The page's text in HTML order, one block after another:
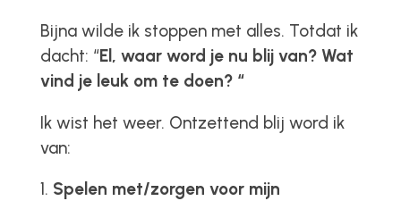
Bijna wilde ik stoppen met alles. Totdat ik
dacht: “El, waar word je nu blij van? Wat
vind je leuk om te doen? “
Ik wist het weer. Ontzettend blij word ik
van:
Spelen met/zorgen voor mijn